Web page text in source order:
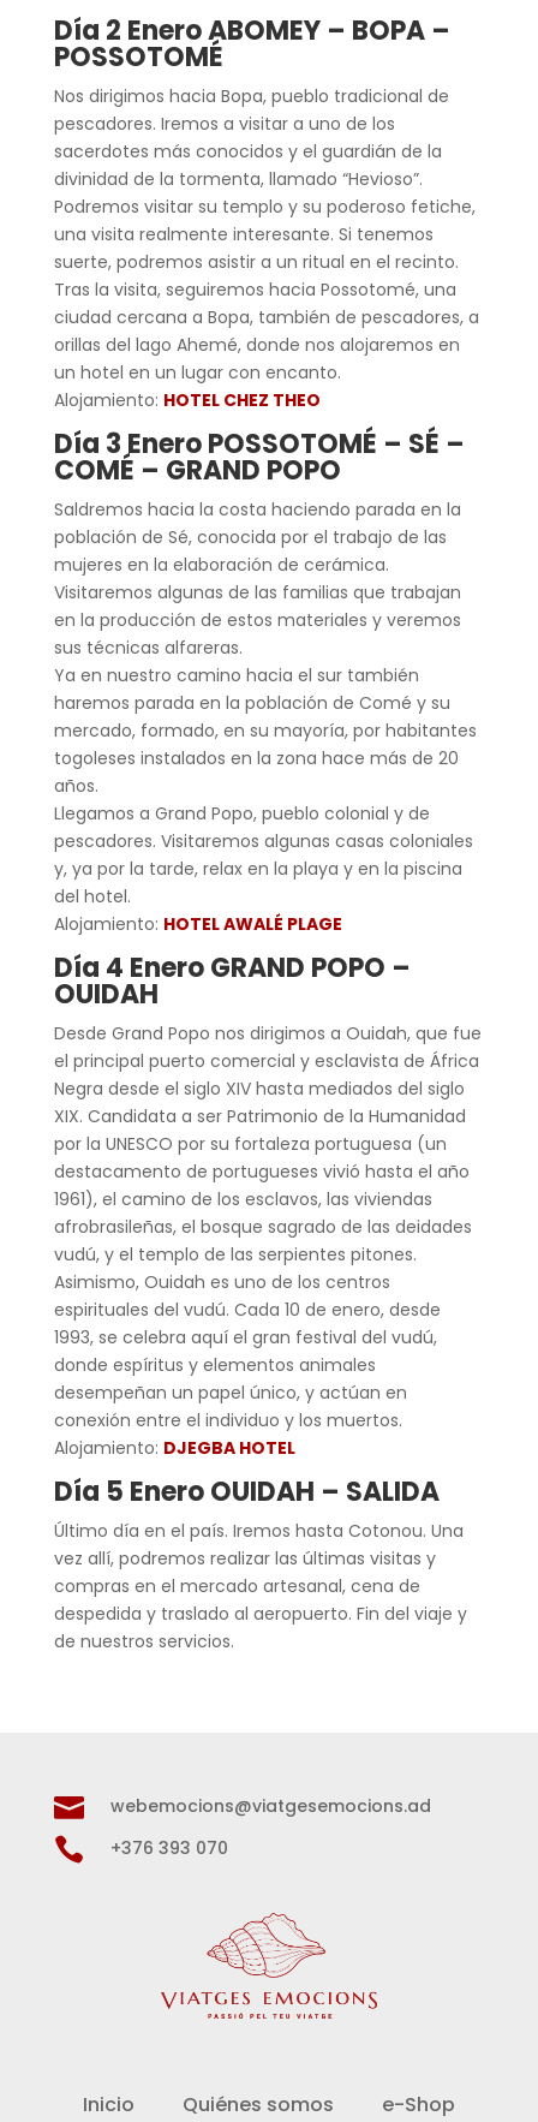
Día 2 Enero ABOMEY – BOPA –
POSSOTOMÉ
Nos dirigimos hacia Bopa, pueblo tradicional de
pescadores. Iremos a visitar a uno de los
sacerdotes más conocidos y el guardián de la
divinidad de la tormenta, llamado “Hevioso”.
Podremos visitar su templo y su poderoso fetiche,
una visita realmente interesante. Si tenemos
suerte, podremos asistir a un ritual en el recinto.
Tras la visita, seguiremos hacia Possotomé, una
ciudad cercana a Bopa, también de pescadores, a
orillas del lago Ahemé, donde nos alojaremos en
un hotel en un lugar con encanto.
Alojamiento: HOTEL CHEZ THEO
Día 3 Enero POSSOTOMÉ – SÉ –
COMÉ – GRAND POPO
Saldremos hacia la costa haciendo parada en la
población de Sé, conocida por el trabajo de las
mujeres en la elaboración de cerámica.
Visitaremos algunas de las familias que trabajan
en la producción de estos materiales y veremos
sus técnicas alfareras.
Ya en nuestro camino hacia el sur también
haremos parada en la población de Comé y su
mercado, formado, en su mayoría, por habitantes
togoleses instalados en la zona hace más de 20
años.
Llegamos a Grand Popo, pueblo colonial y de
pescadores. Visitaremos algunas casas coloniales
y, ya por la tarde, relax en la playa y en la piscina
del hotel.
Alojamiento: HOTEL AWALÉ PLAGE
Día 4 Enero GRAND POPO –
OUIDAH
Desde Grand Popo nos dirigimos a Ouidah, que fue
el principal puerto comercial y esclavista de África
Negra desde el siglo XIV hasta mediados del siglo
XIX. Candidata a ser Patrimonio de la Humanidad
por la UNESCO por su fortaleza portuguesa (un
destacamento de portugueses vivió hasta el año
1961), el camino de los esclavos, las viviendas
afrobrasileñas, el bosque sagrado de las deidades
vudú, y el templo de las serpientes pitones.
Asimismo, Ouidah es uno de los centros
espirituales del vudú. Cada 10 de enero, desde
1993, se celebra aquí el gran festival del vudú,
donde espíritus y elementos animales
desempeñan un papel único, y actúan en
conexión entre el individuo y los muertos.
Alojamiento: DJEGBA HOTEL
Día 5 Enero OUIDAH – SALIDA
Último día en el país. Iremos hasta Cotonou. Una
vez allí, podremos realizar las últimas visitas y
compras en el mercado artesanal, cena de
despedida y traslado al aeropuerto. Fin del viaje y
de nuestros servicios.
 webemocions@viatgesemocions.ad
 +376 393 070
Inicio Quiénes somos
e-Shop